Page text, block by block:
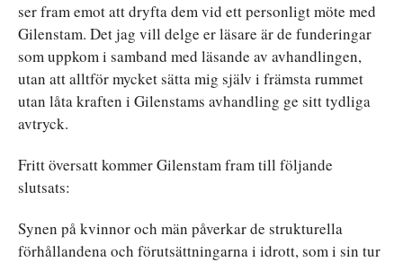
ser fram emot att dryfta dem vid ett personligt möte med
Gilenstam. Det jag vill delge er läsare är de funderingar
som uppkom i samband med läsande av avhandlingen,
utan att alltför mycket sätta mig själv i främsta rummet
utan låta kraften i Gilenstams avhandling ge sitt tydliga
avtryck.
Fritt översatt kommer Gilenstam fram till följande
slutsats:
Synen på kvinnor och män påverkar de strukturella
förhållandena och förutsättningarna i idrott, som i sin tur